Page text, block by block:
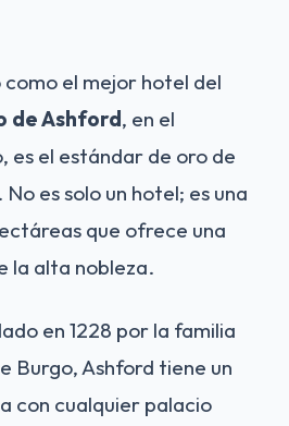
el mejor hotel del
de Ashford , en el
es el estándar de oro de
es solo un hotel; es una
que ofrece una
la alta nobleza.
en 1228 por la familia
Burgo, Ashford tiene un
con cualquier palacio